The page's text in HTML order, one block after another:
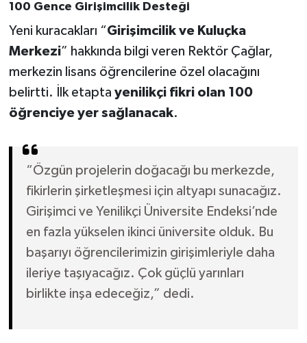
100 Gence Girişimcilik Desteği
Yeni kuracakları “Girişimcilik ve Kuluçka
Merkezi” hakkında bilgi veren Rektör Çağlar,
merkezin lisans öğrencilerine özel olacağını
belirtti. İlk etapta yenilikçi fikri olan 100
öğrenciye yer sağlanacak.
“Özgün projelerin doğacağı bu merkezde,
fikirlerin şirketleşmesi için altyapı sunacağız.
Girişimci ve Yenilikçi Üniversite Endeksi’nde
en fazla yükselen ikinci üniversite olduk. Bu
başarıyı öğrencilerimizin girişimleriyle daha
ileriye taşıyacağız. Çok güçlü yarınları
birlikte inşa edeceğiz,” dedi.